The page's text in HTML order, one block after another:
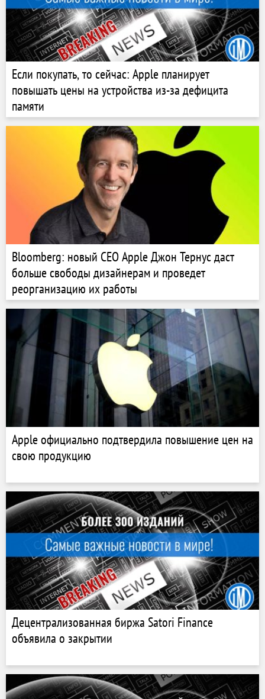
Если покупать, то сейчас: Apple планирует
повышать цены на устройства из-за дефицита
памяти
Bloomberg: новый CEO Apple Джон Тернус даст
больше свободы дизайнерам и проведет
реорганизацию их работы
Apple официально подтвердила повышение цен на
свою продукцию
Децентрализованная биржа Satori Finance
объявила о закрытии